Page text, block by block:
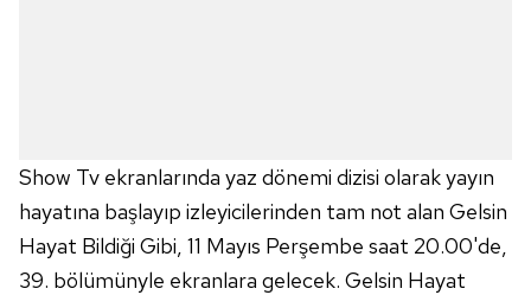
Show Tv ekranlarında yaz dönemi dizisi olarak yayın
hayatına başlayıp izleyicilerinden tam not alan Gelsin
Hayat Bildiği Gibi, 11 Mayıs Perşembe saat 20.00'de,
39. bölümünyle ekranlara gelecek. Gelsin Hayat